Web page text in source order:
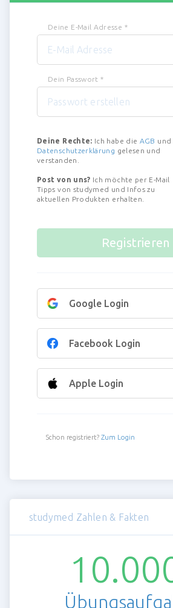
Deine E-Mail Adresse *
Dein Passwort*
Deine Rechte: Ich habe die AGB und
Datenschutzerklärung gelesen und
verstanden.
Post von uns? Ich möchte per E-Mail
Tipps von studymed und Infos zu
aktuellen Produkten erhalten.
Google Login
Facebook Login
Apple Login
Schon registriert? Zum Login
studymed Zahlen & Fakten